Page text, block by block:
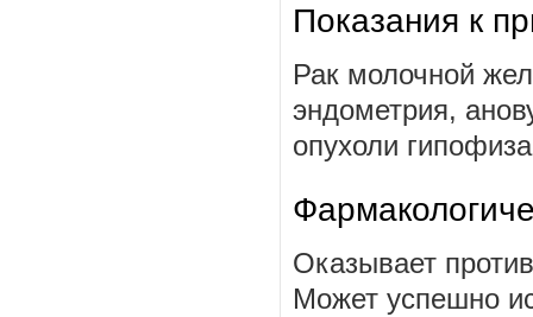
Показания к
Рак молочной
эндометрия,
опухоли
Оказывает
Может успешно